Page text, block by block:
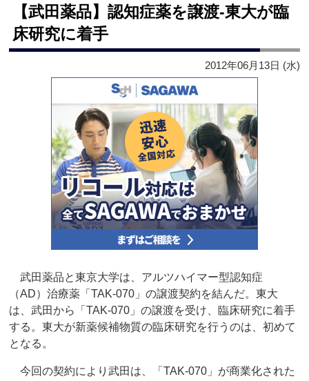
【武田薬品】認知症薬を譲渡‐東大が臨
床研究に着手
2012年06月13日 (水)
武田薬品と東京大学は、アルツハイマー型認知症
（AD）治療薬「TAK-070」の譲渡契約を結んだ。東大
は、武田から「TAK-070」の譲渡を受け、臨床研究に着手
する。東大が新薬候補物質の臨床研究を行うのは、初めて
となる。
今回の契約により武田は、「TAK-070」が商業化された